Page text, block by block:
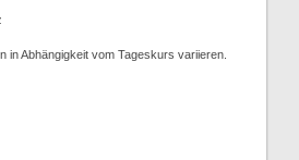
in Abhängigkeit vom Tageskurs variieren.